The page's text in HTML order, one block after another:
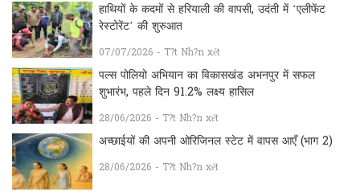
हाथियों के कदमों से हरियाली की वापसी, उदंती में ‘एलीफेंट
रेस्टोरेंट’ की शुरुआत
07/07/2026 - T?t Nh?n xét
पल्स पोलियो अभियान का विकासखंड अभनपुर में सफल
शुभारंभ, पहले दिन 91.2% लक्ष्य हासिल
28/06/2026 - T?t Nh?n xét
अच्छाईयों की अपनी ओरिजिनल स्टेट में वापस आएँ (भाग 2)
28/06/2026 - T?t Nh?n xét